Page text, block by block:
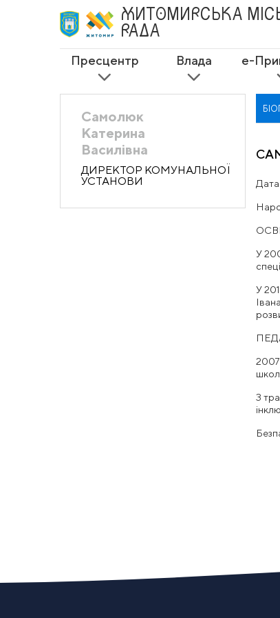
ЖИТОМИРСЬКА
РАДА
Пресцентр Влада е-
Самолюк
Катерина
Василівна
ДИРЕКТОР КОМУНАЛЬНОЇ
УСТАНОВИ
У
У
З